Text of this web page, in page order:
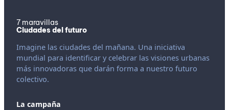
7 maravillas
Ciudades del futuro
Imagine las ciudades del mañana. Una iniciativa
mundial para identificar y celebrar las visiones urbanas
más innovadoras que darán forma a nuestro futuro
colectivo.
La campaña